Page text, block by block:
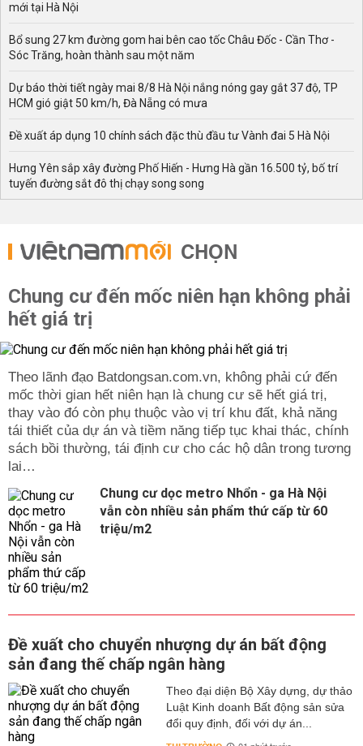
mới tại Hà Nội
Bổ sung 27 km đường gom hai bên cao tốc Châu Đốc - Cần Thơ -
Sóc Trăng, hoàn thành sau một năm
Dự báo thời tiết ngày mai 8/8 Hà Nội nắng nóng gay gắt 37 độ, TP
HCM gió giật 50 km/h, Đà Nẵng có mưa
Đề xuất áp dụng 10 chính sách đặc thù đầu tư Vành đai 5 Hà Nội
Hưng Yên sắp xây đường Phố Hiến - Hưng Hà gần 16.500 tỷ, bố trí
tuyến đường sắt đô thị chạy song song
CHỌN
Chung cư đến mốc niên hạn không phải
hết giá trị
Theo lãnh đạo Batdongsan.com.vn, không phải cứ đến
mốc thời gian hết niên hạn là chung cư sẽ hết giá trị,
thay vào đó còn phụ thuộc vào vị trí khu đất, khả năng
tái thiết của dự án và tiềm năng tiếp tục khai thác, chính
sách bồi thường, tái định cư cho các hộ dân trong tương
lai…
Chung cư dọc metro Nhổn - ga Hà Nội
vẫn còn nhiều sản phẩm thứ cấp từ 60
triệu/m2
Đề xuất cho chuyển nhượng dự án bất động
sản đang thế chấp ngân hàng
Theo đại diện Bộ Xây dựng, dự thảo
Luật Kinh doanh Bất động sản sửa
đổi quy định, đối với dự án...